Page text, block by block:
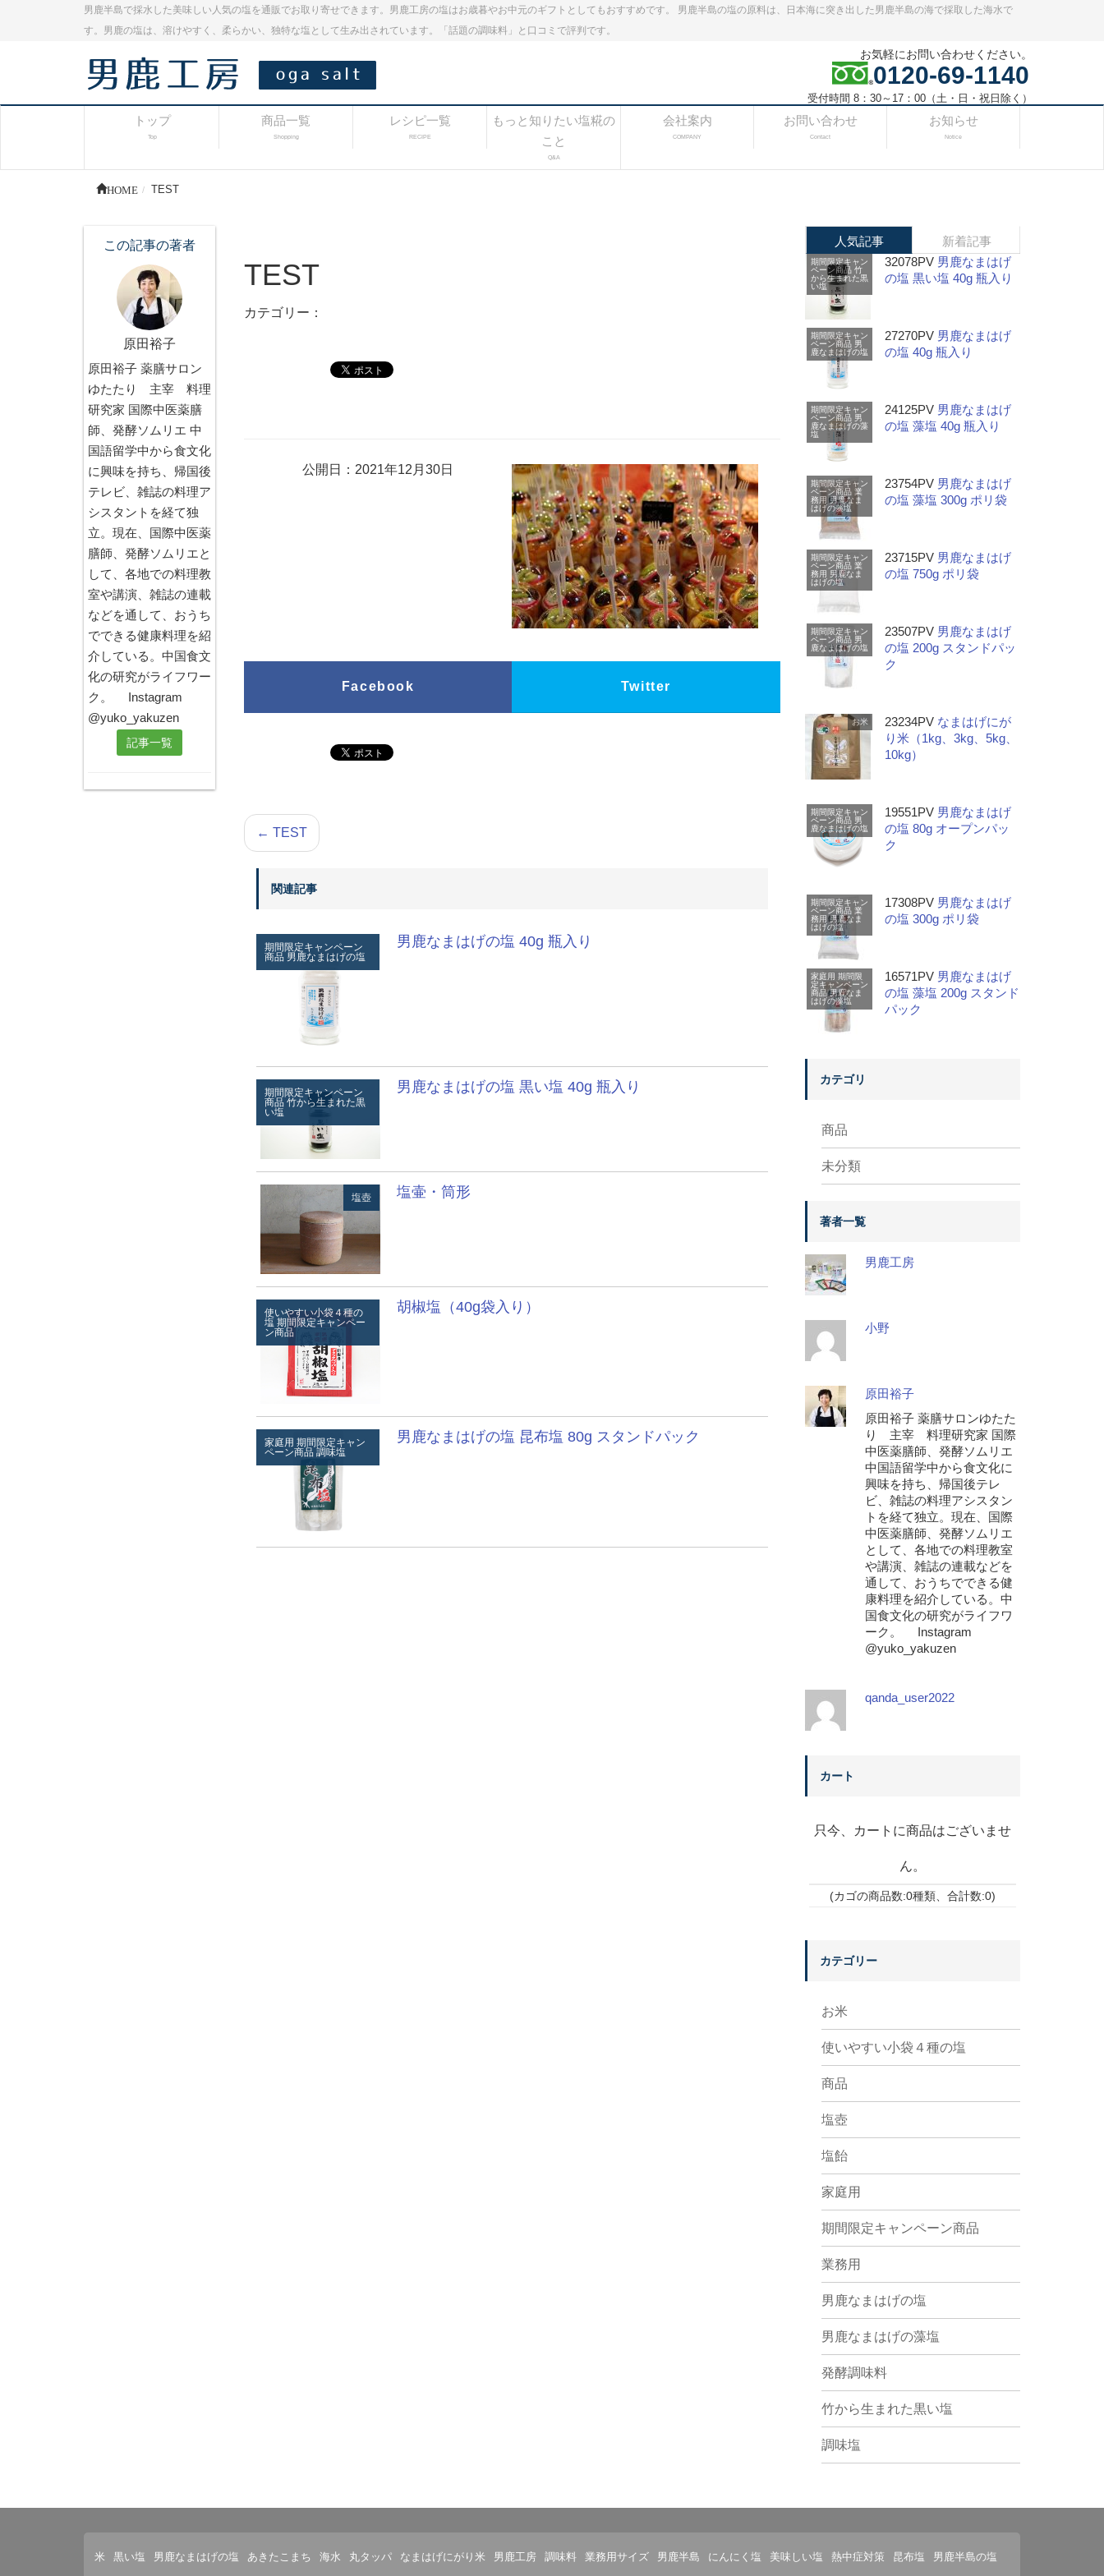
男鹿半島で採水した美味しい人気の塩を通販でお取り寄せできます。男鹿工房の塩はお歳暮やお中元のギフトとしてもおすすめです。 男鹿半島の塩の原料は、日本海に突き出した男鹿半島の海で採取した海水で
す。男鹿の塩は、溶けやすく、柔らかい、独特な塩として生み出されています。「話題の調味料」と口コミで評判です。
お気軽にお問い合わせください。
0120-69-1140
受付時間 8：30～17：00（土・日・祝日除く）
トップ
Top
商品一覧
Shopping
レシピ一覧
RECIPE
もっと知りたい塩糀の
こと
Q&A
会社案内
COMPANY
お問い合わせ
Contact
お知らせ
Notice
HOME TEST
TEST
カテゴリー：
公開日：2021年12月30日
Facebook Twitter
← TEST
関連記事
期間限定キャンペーン
商品 男鹿なまはげの塩
男鹿なまはげの塩 40g 瓶入り
期間限定キャンペーン
商品 竹から生まれた黒
い塩
男鹿なまはげの塩 黒い塩 40g 瓶入り
塩壺 塩壷・筒形
使いやすい小袋４種の
塩 期間限定キャンペー
ン商品
胡椒塩（40g袋入り）
家庭用 期間限定キャン
ペーン商品 調味塩
男鹿なまはげの塩 昆布塩 80g スタンドパック
この記事の著者
原田裕子
原田裕子 薬膳サロン
ゆたたり 主宰 料理
研究家 国際中医薬膳
師、発酵ソムリエ 中
国語留学中から食文化
に興味を持ち、帰国後
テレビ、雑誌の料理ア
シスタントを経て独
立。現在、国際中医薬
膳師、発酵ソムリエと
して、各地での料理教
室や講演、雑誌の連載
などを通して、おうち
でできる健康料理を紹
介している。中国食文
化の研究がライフワー
ク。 Instagram
@yuko_yakuzen
記事一覧
人気記事 新着記事
期間限定キャン
ペーン商品 竹
から生まれた黒
い塩
32078PV 男鹿なまはげ
の塩 黒い塩 40g 瓶入り
期間限定キャン
ペーン商品 男
鹿なまはげの塩
27270PV 男鹿なまはげ
の塩 40g 瓶入り
期間限定キャン
ペーン商品 男
鹿なまはげの藻
塩
24125PV 男鹿なまはげ
の塩 藻塩 40g 瓶入り
期間限定キャン
ペーン商品 業
務用 男鹿なま
はげの藻塩
23754PV 男鹿なまはげ
の塩 藻塩 300g ポリ袋
期間限定キャン
ペーン商品 業
務用 男鹿なま
はげの塩
23715PV 男鹿なまはげ
の塩 750g ポリ袋
期間限定キャン
ペーン商品 男
鹿なまはげの塩
23507PV 男鹿なまはげ
の塩 200g スタンドパッ
ク
お米 23234PV なまはげにが
り米（1kg、3kg、5kg、
10kg）
期間限定キャン
ペーン商品 男
鹿なまはげの塩
19551PV 男鹿なまはげ
の塩 80g オープンパッ
ク
期間限定キャン
ペーン商品 業
務用 男鹿なま
はげの塩
17308PV 男鹿なまはげ
の塩 300g ポリ袋
家庭用 期間限
定キャンペーン
商品 男鹿なま
はげの藻塩
16571PV 男鹿なまはげ
の塩 藻塩 200g スタンド
パック
カテゴリ
商品
未分類
著者一覧
男鹿工房
小野
原田裕子
原田裕子 薬膳サロンゆたた
り 主宰 料理研究家 国際
中医薬膳師、発酵ソムリエ
中国語留学中から食文化に
興味を持ち、帰国後テレ
ビ、雑誌の料理アシスタン
トを経て独立。現在、国際
中医薬膳師、発酵ソムリエ
として、各地での料理教室
や講演、雑誌の連載などを
通して、おうちでできる健
康料理を紹介している。中
国食文化の研究がライフワ
ーク。 Instagram
@yuko_yakuzen
qanda_user2022
カート
只今、カートに商品はございませ
ん。
(カゴの商品数:0種類、合計数:0)
カテゴリー
お米
使いやすい小袋４種の塩
商品
塩壺
塩飴
家庭用
期間限定キャンペーン商品
業務用
男鹿なまはげの塩
男鹿なまはげの藻塩
発酵調味料
竹から生まれた黒い塩
調味塩
米 黒い塩 男鹿なまはげの塩 あきたこまち 海水 丸タッパ なまはげにがり米 男鹿工房 調味料 業務用サイズ 男鹿半島 にんにく塩 美味しい塩 熱中症対策 昆布塩 男鹿半島の塩